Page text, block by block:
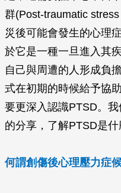
群(Post-traumatic
災後可能會發生的心理
於它是一種一旦進入其
自己與周遭的人形成負
式在初期的時候給予協
要更深入認識PTSD。
的分享，了解PTSD是什
何謂創傷後心理壓力症